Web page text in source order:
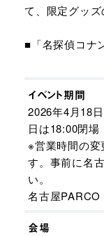
て、限定グッズ
■「名探偵コナ
イベント期間
2026年4月18
日は18:00閉場
※営業時間の変
す。事前に名
い。
名古屋PARCO
会場